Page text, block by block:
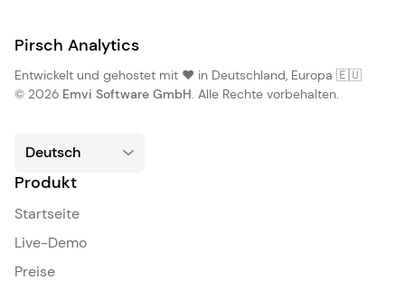
Pirsch Analytics
Entwickelt und gehostet mit ❤️ in Deutschland, Europa 🇪🇺
© 2026 Emvi Software GmbH. Alle Rechte vorbehalten.
Produkt
Startseite
Live-Demo
Preise